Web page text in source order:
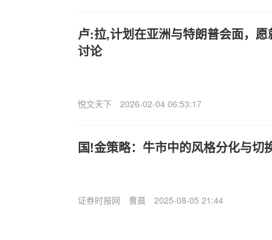
卢:拉,计划在亚洲与特朗普会面，
讨论
悦文天下 2026-02-04 06:53:17
国!金策略：牛市中的风格分化与切
证券时报网 曹晨 2025-08-05 21:44